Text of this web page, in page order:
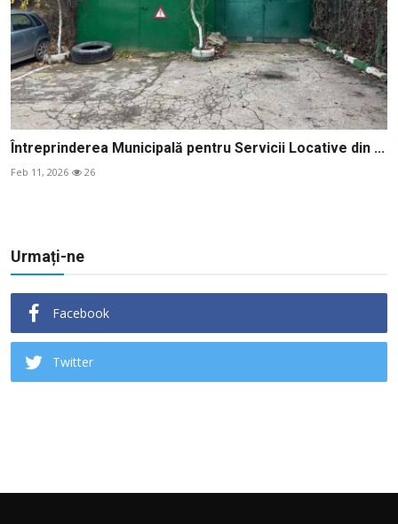
Întreprinderea Municipală pentru Servicii Locative din ...
Feb 11, 2026 26
Urmați-ne
Facebook
Twitter